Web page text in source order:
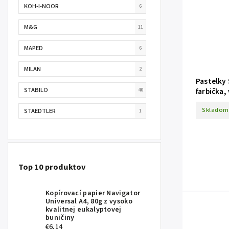
KOH-I-NOOR 6
M&G 11
MAPED 6
MILAN 2
STABILO 40
STAEDTLER 1
Top 10 produktov
Kopírovací papier Navigator
Universal A4, 80g z vysoko
kvalitnej eukalyptovej
buničiny
Pastelky
farbička,
Skladom